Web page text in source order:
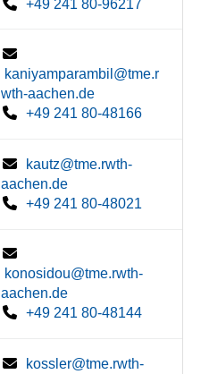
+49 241 80-96217
kaniyamparambil@tme.r
wth-aachen.de
+49 241 80-48166
kautz@tme.rwth-
aachen.de
+49 241 80-48021
konosidou@tme.rwth-
aachen.de
+49 241 80-48144
kossler@tme.rwth-